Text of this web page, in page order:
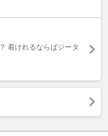
着けれるならばジータ